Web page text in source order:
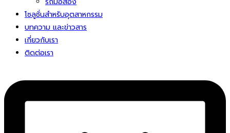
โซลูชั่นสําหรับอุตสาหกรรม
บทความ และข่าวสาร
เกี่ยวกับเรา
ติดต่อเรา